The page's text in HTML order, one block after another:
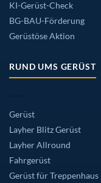
KI-Gerüst-Check
BG-BAU-Förderung
Gerüstöse Aktion
RUND UMS GERÜST
Gerüst
Layher Blitz Gerüst
Layher Allround
Fahrgerüst
Gerüst für Treppenhaus